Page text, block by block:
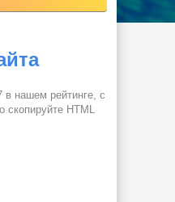
в нашем рейтинге, с
скопируйте HTML